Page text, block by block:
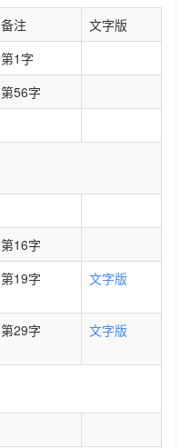
备注
文字版
第1字
第56字
第16字
第19字 文字版
第29字 文字版